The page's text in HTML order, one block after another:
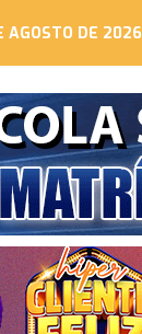
AGOSTO DE 2026